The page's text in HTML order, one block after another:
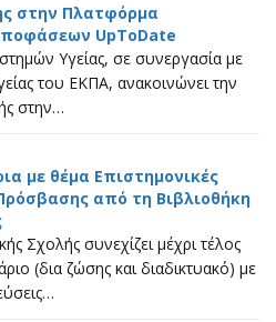
στην Πλατφόρμα
UpToDate
Υγείας, σε συνεργασία με
του ΕΚΠΑ, ανακοινώνει την
στην…
με θέμα Επιστημονικές
από τη Βιβλιοθήκη
Σχολής συνεχίζει μέχρι τέλος
(δια ζώσης και διαδικτυακό) με